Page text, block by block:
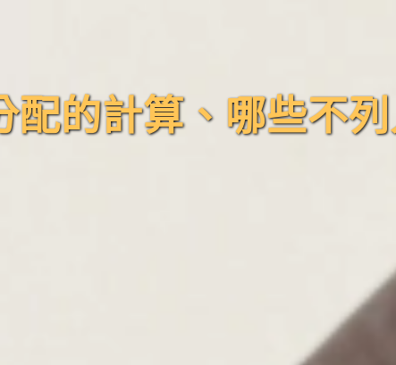
的計算、哪些不